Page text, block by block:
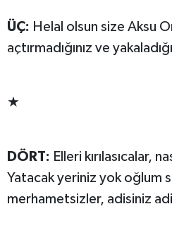
ÜÇ: Helal olsun size Aksu
açtırmadığınız ve
★
DÖRT: Elleri kırılasıcalar,
Yatacak yeriniz yok oğlum
merhametsizler, adisiniz